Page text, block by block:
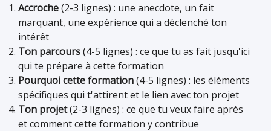
Accroche(2-3 lignes) : une anecdote, un fait
marquant, une expérience qui a déclenché ton
intérêt
Ton parcours(4-5 lignes) : ce que tu as fait jusqu'ici
qui te prépare à cette formation
Pourquoi cette formation(4-5 lignes) : les éléments
spécifiques qui t'attirent et le lien avec ton projet
Ton projet(2-3 lignes) : ce que tu veux faire après
et comment cette formation y contribue